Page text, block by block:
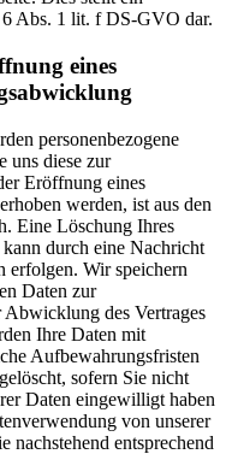
6 Abs. 1 lit. f DS-GVO dar.
eines
personenbezogene
uns diese zur
Eröffnung eines
werden, ist aus den
Eine Löschung Ihres
durch eine Nachricht
erfolgen. Wir speichern
Daten zur
des Vertrages
Ihre Daten mit
Aufbewahrungsfristen
sofern Sie nicht
Daten eingewilligt haben
von unserer
nachstehend entsprechend